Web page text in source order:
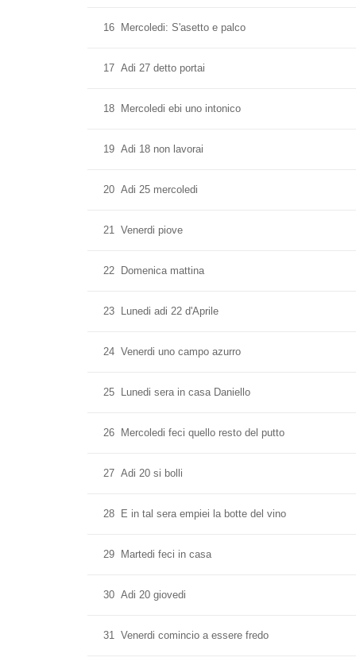
16 Mercoledi: S'asetto e palco
17 Adi 27 detto portai
18 Mercoledi ebi uno intonico
19 Adi 18 non lavorai
20 Adi 25 mercoledi
21 Venerdi piove
22 Domenica mattina
23 Lunedi adi 22 d'Aprile
24 Venerdi uno campo azurro
25 Lunedi sera in casa Daniello
26 Mercoledi feci quello resto del putto
27 Adi 20 si bolli
28 E in tal sera empiei la botte del vino
29 Martedi feci in casa
30 Adi 20 giovedi
31 Venerdi comincio a essere fredo